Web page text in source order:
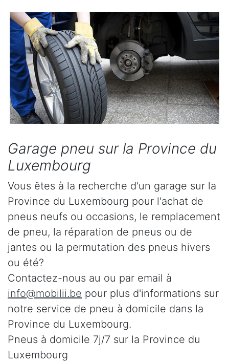
Garage pneu sur la Province du
Luxembourg
Vous êtes à la recherche d'un garage sur la
Province du Luxembourg pour l'achat de
pneus neufs ou occasions, le remplacement
de pneu, la réparation de pneus ou de
jantes ou la permutation des pneus hivers
ou été?
Contactez-nous au ou par email à
info@mobilii.be pour plus d'informations sur
notre service de pneu à domicile dans la
Province du Luxembourg.
Pneus à domicile 7j/7 sur la Province du
Luxembourg